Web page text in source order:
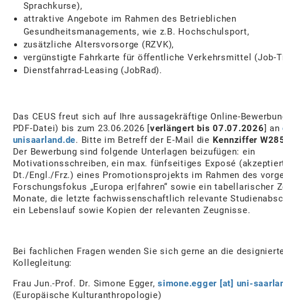
Sprachkurse),
attraktive Angebote im Rahmen des Betrieblichen
Gesundheitsmanagements, wie z.B. Hochschulsport,
zusätzliche Altersvorsorge (RZVK),
vergünstigte Fahrkarte für öffentliche Verkehrsmittel (Job-
Dienstfahrrad-Leasing (JobRad).
Das CEUS freut sich auf Ihre aussagekräftige Online-
PDF-Datei) bis zum 23.06.2026 [verlängert bis 07.07.2026] an
unisaarland.de. Bitte im Betreff der E-Mail die Kennziffer
Der Bewerbung sind folgende Unterlagen beizufügen: ein
Motivationsschreiben, ein max. fünfseitiges Exposé
Dt./Engl./Frz.) eines Promotionsprojekts im Rahmen des
Forschungsfokus „Europa er|fahren“ sowie ein tabellarischer
Monate, die letzte fachwissenschaftlich relevante
ein Lebenslauf sowie Kopien der relevanten Zeugnisse.
Bei fachlichen Fragen wenden Sie sich gerne an die
Kollegleitung:
Frau Jun.-Prof. Dr. Simone Egger, simone.egger [at] uni-
(Europäische Kulturanthropologie)